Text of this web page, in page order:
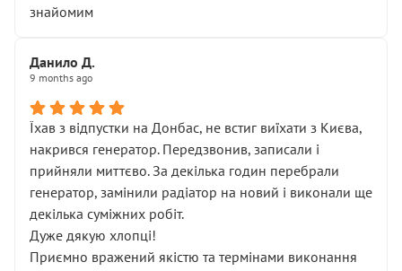
знайомим
Данило Д.
9 months ago
Їхав з відпустки на Донбас, не встиг виїхати з Києва,
накрився генератор. Передзвонив, записали і
прийняли миттєво. За декілька годин перебрали
генератор, замінили радіатор на новий і виконали ще
декілька суміжних робіт.
Дуже дякую хлопці!
Приємно вражений якістю та термінами виконання